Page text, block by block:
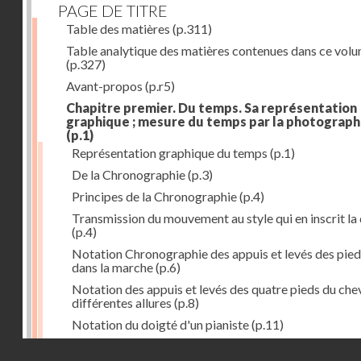
PAGE DE TITRE
Table des matières (p.311)
Table analytique des matières contenues dans ce
(p.327)
Avant-propos (p.r5)
Chapitre premier. Du temps. Sa représentation
graphique ; mesure du temps par la
(p.1)
Représentation graphique du temps (p.1)
De la Chronographie(p.3)
Principes de la Chronographie(p.4)
Transmission du mouvement au style qui en inscrit la
(p.4)
Notation Chronographie des appuis et levés des
dans la marche(p.6)
Notation des appuis et levés des quatre pieds du
différentes allures (p.8)
Notation du doigté d'un pianiste(p.11)